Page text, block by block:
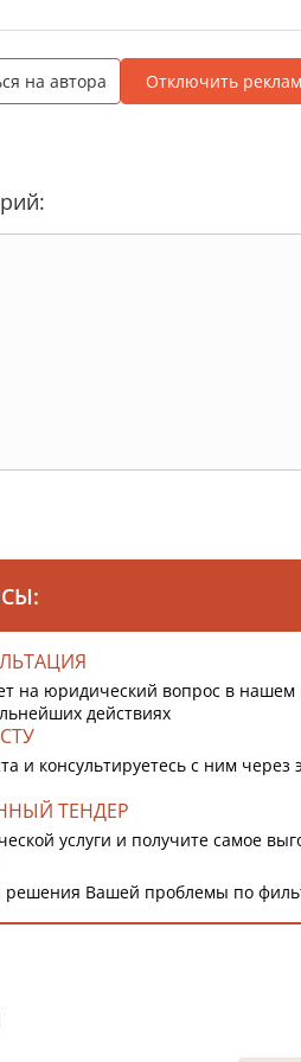
на автора Отключить
на юридический вопрос в
действиях
и консультируетесь с ним
ТЕНДЕР
услуги и получите самое
решения Вашей проблемы по